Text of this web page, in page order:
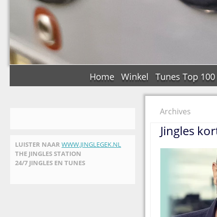
Home Winkel Tunes Top 100
LUISTER NAAR WWW.JINGLEGEK.NL
THE JINGLES STATION
24/7 JINGLES EN TUNES
Archives
Jingles